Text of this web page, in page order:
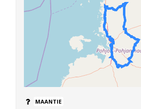
MAANTIE